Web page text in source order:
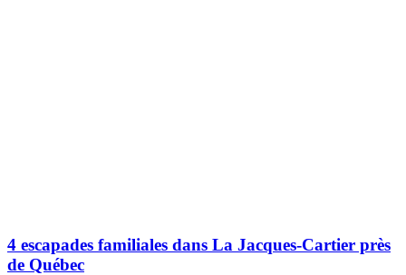
4 escapades familiales dans La Jacques-Cartier près
de Québec